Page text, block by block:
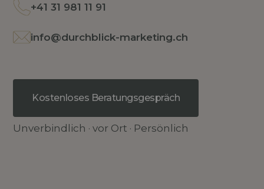
+41 31 981 11 91
info@durchblick-marketing.ch
Kostenloses Beratungsgespräch
Unverbindlich · vor Ort · Persönlich